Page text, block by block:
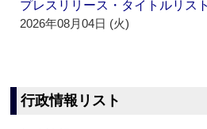
プレスリリース・タイトルリ
2026年08月04日 (火)
行政情報リスト